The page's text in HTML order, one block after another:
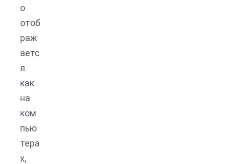
о
отоб
раж
аетс
я
как
на
ком
пью
тера
х,